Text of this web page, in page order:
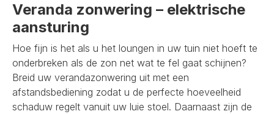
Veranda zonwering – elektrische
aansturing
Hoe fijn is het als u het loungen in uw tuin niet hoeft te
onderbreken als de zon net wat te fel gaat schijnen?
Breid uw verandazonwering uit met een
afstandsbediening zodat u de perfecte hoeveelheid
schaduw regelt vanuit uw luie stoel. Daarnaast zijn de